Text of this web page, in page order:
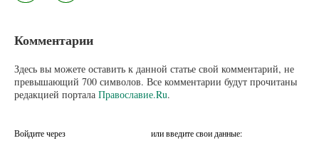
Комментарии
Здесь вы можете оставить к данной статье свой комментарий, не
превышающий 700 символов. Все комментарии будут прочитаны
редакцией портала Православие.Ru.
Войдите через или введите свои данные: